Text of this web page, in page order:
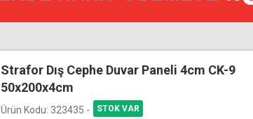
Strafor Dış Cephe Duvar Paneli 4cm CK-9
50x200x4cm
Ürün Kodu: 323435 -